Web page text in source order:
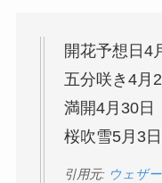
開花予想日4
五分咲き4月
満開4月30日
桜吹雪5月3日
引用元: ウェザ